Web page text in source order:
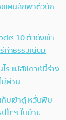
แผนลักพาตัวนัก
10 ตัวดังเข้า
าธรรมเนียม
ไร แม้สัปดาห์นี้ร่าง
ม่ผ่าน
ก็บเข้าตู้ หวั่นพิษ
โทฯ ในบ้าน